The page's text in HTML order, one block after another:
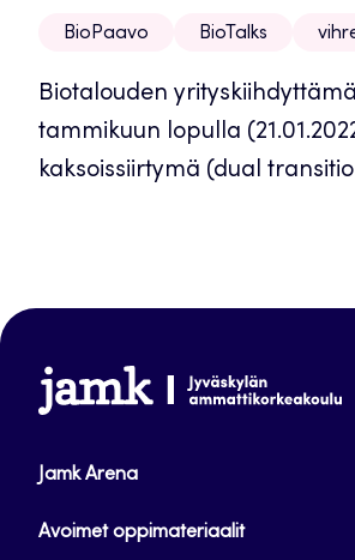
BioPaavo BioTalks
Biotalouden
tammikuun lopulla
kaksoissiirtymä (dual
www.jamk.fi
Jamk Arena
Avoimet oppimateriaalit